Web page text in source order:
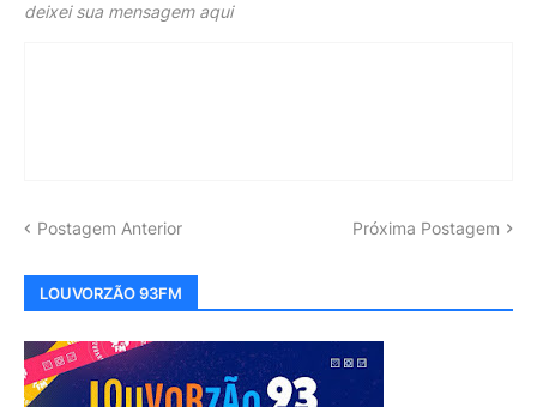
deixei sua mensagem aqui
Postagem Anterior Próxima Postagem
LOUVORZÃO 93FM